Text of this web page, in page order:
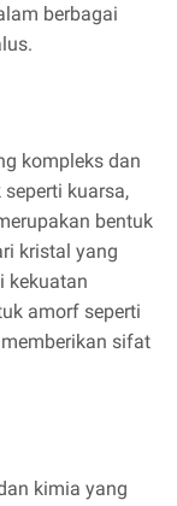
berbagai
kompleks dan
kuarsa,
bentuk
kristal yang
kekuatan
amorf seperti
sifat
kimia yang